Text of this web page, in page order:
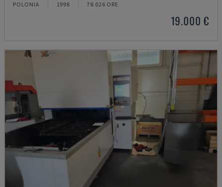
POLONIA 1998 78.026 ORE
19.000 €